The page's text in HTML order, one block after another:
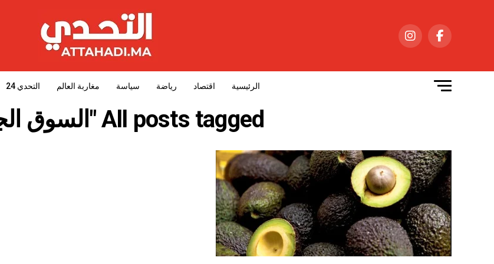
الرئيسية اقتصاد رياضة سياسة مغاربة العالم التحدي 24
All posts tagged "السوق الجورجية"